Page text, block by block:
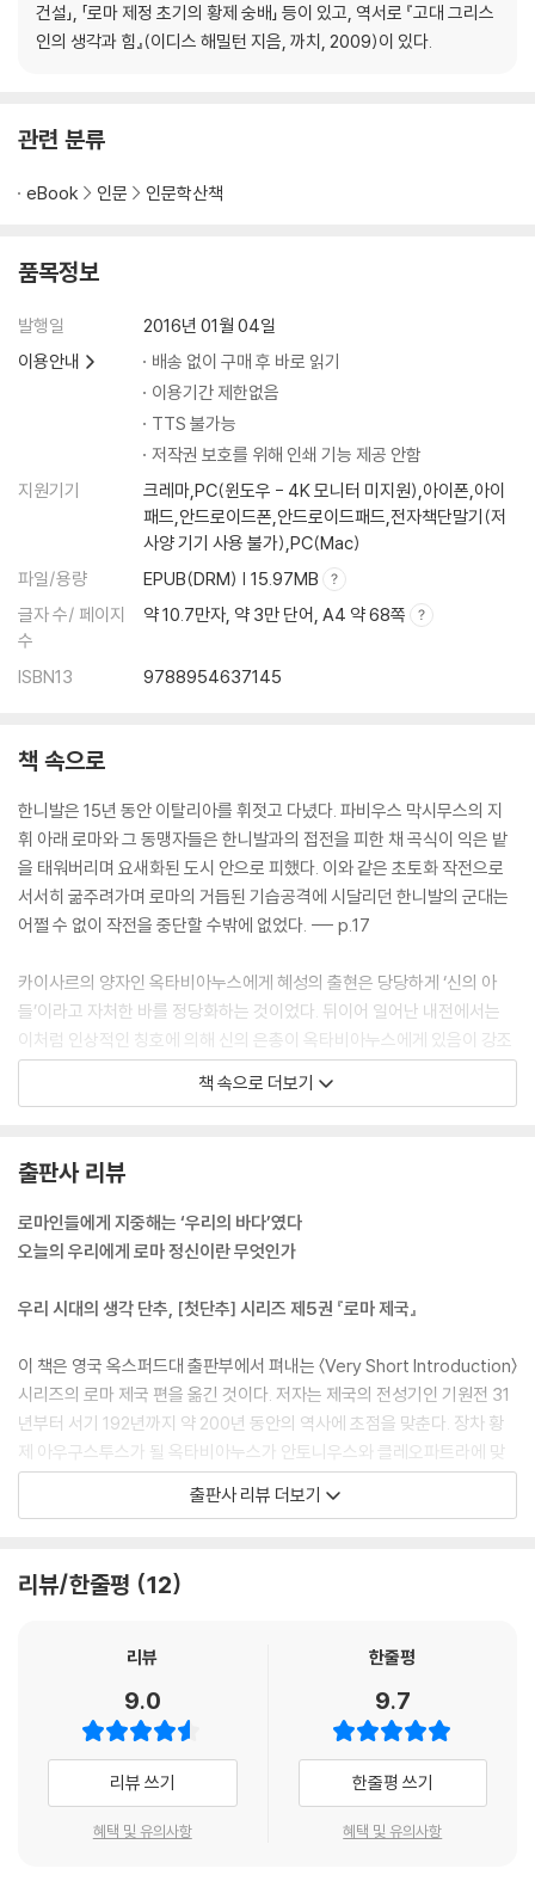
건설」, 「로마 제정 초기의 황제 숭배」 등이 있고, 역서로 『고대 그리스
인의 생각과 힘』(이디스 해밀턴 지음, 까치, 2009)이 있다.
관련 분류
eBook 인문 인문학산책
품목정보
발행일
2016년 01월 04일
이용안내
배송 없이 구매 후 바로 읽기
이용기간 제한없음
TTS 불가능
저작권 보호를 위해 인쇄 기능 제공 안함
지원기기
크레마,PC(윈도우 - 4K 모니터 미지원),아이폰,아이
패드,안드로이드폰,안드로이드패드,전자책단말기(저
사양 기기 사용 불가),PC(Mac)
파일/용량
EPUB(DRM) | 15.97MB
글자 수/ 페이지
수
약 10.7만자, 약 3만 단어, A4 약 68쪽
ISBN13 9788954637145
책 속으로
한니발은 15년 동안 이탈리아를 휘젓고 다녔다. 파비우스 막시무스의 지
휘 아래 로마와 그 동맹자들은 한니발과의 접전을 피한 채 곡식이 익은 밭
을 태워버리며 요새화된 도시 안으로 피했다. 이와 같은 초토화 작전으로
서서히 굶주려가며 로마의 거듭된 기습공격에 시달리던 한니발의 군대는
어쩔 수 없이 작전을 중단할 수밖에 없었다. --- p.17
카이사르의 양자인 옥타비아누스에게 혜성의 출현은 당당하게 ‘신의 아
들’이라고 자처한 바를 정당화하는 것이었다. 뒤이어 일어난 내전에서는
이처럼 인상적인 칭호에 의해 신의 은총이 옥타비아누스에게 있음이 강조
되었다. 또한 그의 승리 역시 ‘신의 아들’이라서 얻은 승리로 해석되었다.
패배한 안토니우스에게 옥타비아누스는 “이름 덕분에 모든 것을 손에 쥔
신령한 새로 여겨졌다. --- p.57
로마 제국의 성공 열쇠는 지방 엘리트층에 있었다. 정복 초기의 정신적 충
권력과 적절한 관계를 유지함으로써 분명 이득을 챙겼다. 실제로, 많은 속
주민들은 무엇보다 자신의 지역에서 기존 과두지배자 그룹이 경쟁자 없이
통제권을 행사할 수 있는 자격을 강화한 것에서 로마의 지배를 실감했다. -
-- p.87
각 인물의 강점과 약점을 평가하는 기준은 바로 그리스적인 윤리관과 철학
이었다. 한 마디로 말하자면, 이러한 전기를 통해 로마의 역사가 충분히 이
해될 수 있는 것은 그리스적인 관점 때문이라는 급진적이고 흥미로운 주장
을 제시하고 있는 것이다. 그 결과로 발생한 역설은 실로 유쾌하다. 플루타
을 체현하는 사례로서 사람들을 고무시키는 존재였던 것이다. --- p.129
역사는 어쩔 수 없이 제국에 희생된다. 하드리아누스가 자신의 흔적을 다
른 어디보다도 깊이 새겨놓은 아테네에서는 황제의 자선 행위를 기념하는
멋진 아치문이 올림피에이온 신전 근처에 세워졌다. 그 서측 전면에 새겨
진 비문에는 다음과 같은 글귀가 보인다. “여기는 지난날 테세우스의 도시
였던 아테네이다.” 이해가 더딘 사람을 위해서 반대편의 비문이 요점을 다
시 말해준다. “이곳은 테세우스의 도시가 아니라, 하드리아누스의 도시이
다.” --- p.136
책 속으로 더보기
출판사 리뷰
로마인들에게 지중해는 ‘우리의 바다’였다
오늘의 우리에게 로마 정신이란 무엇인가
우리 시대의 생각 단추, [첫단추] 시리즈 제5권 『로마 제국』
이 책은 영국 옥스퍼드대 출판부에서 펴내는 〈Very Short Introduction〉
시리즈의 로마 제국 편을 옮긴 것이다. 저자는 제국의 전성기인 기원전 31
년부터 서기 192년까지 약 200년 동안의 역사에 초점을 맞춘다. 장차 황
제 아우구스투스가 될 옥타비아누스가 안토니우스와 클레오파트라에 맞
서 승리를 거둔 악티움 해전에서 코모두스 황제의 암살에 이르는 기간이
다. 저자는 일곱 가지 주제―정복, 황제 권력, 제국의 운영과 속주 엘리트
구성원들이 직면했던 복잡한 현실의 문제들, 그리고 현대 세계와 고대 로
제국의 전성기인 서기 2세기에는 약 6,000만 명의 인구가 500만 제곱킬
로미터(오늘날 영국 국토 면적의 약 20배)에 달하는 영토 전역에 퍼져 있
었다. 당시 로마 제국은 잉글랜드 북부를 가로지르는 하드리아누스의 방벽
에서 시리아의 유프라테스 강변까지, 그리고 유럽의 광대한 라인?다뉴브
출판사 리뷰 더보기
리뷰/한줄평 12
리뷰
9.0
리뷰 쓰기
혜택 및 유의사항
한줄평
9.7
한줄평 쓰기
혜택 및 유의사항